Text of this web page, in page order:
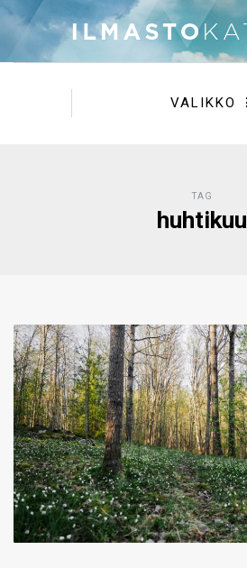
VALIKKO
TAG
huhtikuu